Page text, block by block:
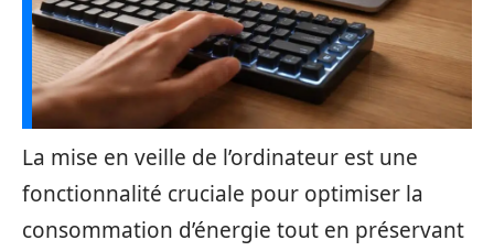
La mise en veille de l’ordinateur est une
fonctionnalité cruciale pour optimiser la
consommation d’énergie tout en préservant